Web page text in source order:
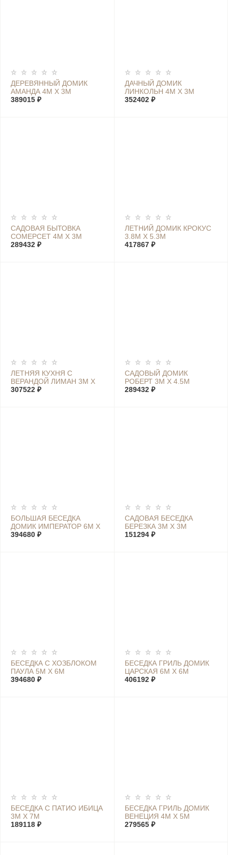
ДЕРЕВЯННЫЙ ДОМИК
АМАНДА 4М Х 3М
389015 ₽
ДАЧНЫЙ ДОМИК
ЛИНКОЛЬН 4М Х 3М
352402 ₽
САДОВАЯ БЫТОВКА
СОМЕРСЕТ 4М Х 3М
289432 ₽
ЛЕТНИЙ ДОМИК КРОКУС
3.8М Х 5.3М
417867 ₽
ЛЕТНЯЯ КУХНЯ С
ВЕРАНДОЙ ЛИМАН 3М Х
6М
307522 ₽
САДОВЫЙ ДОМИК
РОБЕРТ 3М Х 4.5М
289432 ₽
БОЛЬШАЯ БЕСЕДКА
ДОМИК ИМПЕРАТОР 6М Х
6М
394680 ₽
САДОВАЯ БЕСЕДКА
БЕРЕЗКА 3М Х 3М
151294 ₽
БЕСЕДКА С ХОЗБЛОКОМ
ПАУЛА 5М Х 6М
394680 ₽
БЕСЕДКА ГРИЛЬ ДОМИК
ЦАРСКАЯ 6М Х 6М
406192 ₽
БЕСЕДКА С ПАТИО ИБИЦА
3М Х 7М
189118 ₽
БЕСЕДКА ГРИЛЬ ДОМИК
ВЕНЕЦИЯ 4М Х 5М
279565 ₽